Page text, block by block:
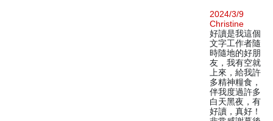
2024/3/9
Christine
好讀是我這個
文字工作者隨
時隨地的好朋
友，我有空就
上來，給我許
多精神糧食，
伴我度過許多
白天黑夜，有
好讀，真好！